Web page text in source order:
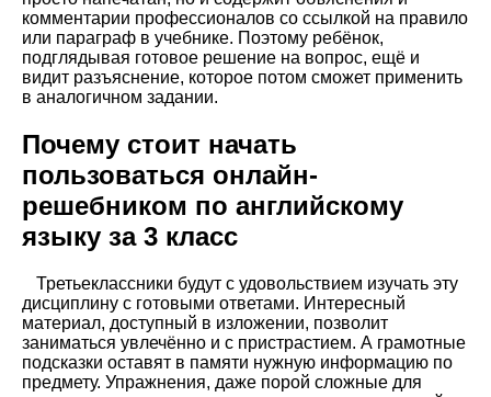
комментарии профессионалов со ссылкой на правило
или параграф в учебнике. Поэтому ребёнок,
подглядывая готовое решение на вопрос, ещё и
видит разъяснение, которое потом сможет применить
в аналогичном задании.
Почему стоит начать
пользоваться онлайн-
решебником по английскому
языку за 3 класс
Третьеклассники будут с удовольствием изучать эту
дисциплину с готовыми ответами. Интересный
материал, доступный в изложении, позволит
заниматься увлечённо и с пристрастием. А грамотные
подсказки оставят в памяти нужную информацию по
предмету. Упражнения, даже порой сложные для